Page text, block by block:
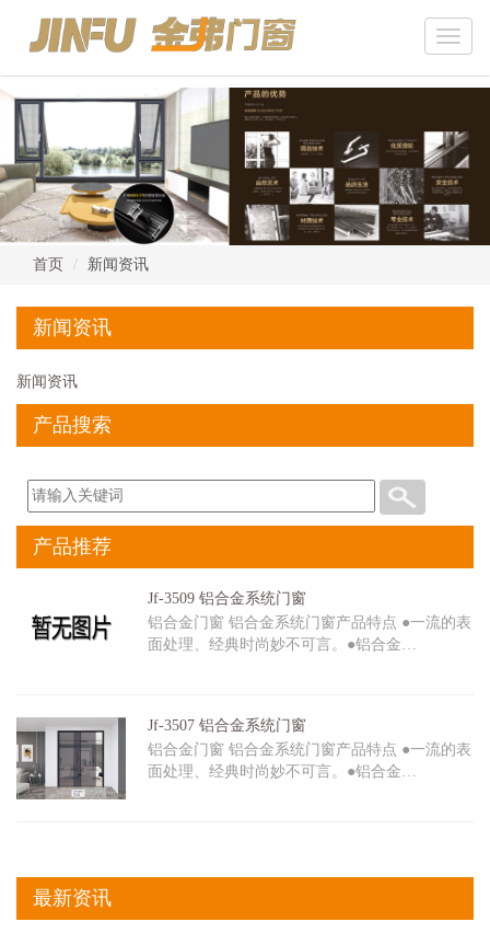
Toggle
首页 新闻资讯
新闻资讯
新闻资讯
产品搜索
产品推荐
Jf-3509 铝合金系统门窗
铝合金门窗 铝合金系统门窗产品特点 ●一流的表
面处理、经典时尚妙不可言。●铝合金…
Jf-3507 铝合金系统门窗
铝合金门窗 铝合金系统门窗产品特点 ●一流的表
面处理、经典时尚妙不可言。●铝合金…
最新资讯